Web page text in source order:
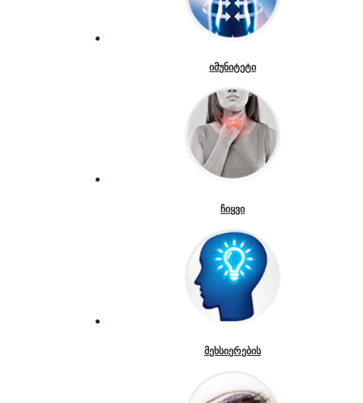
იმუნიტეტი
ჩიყვი
მეხსიერების